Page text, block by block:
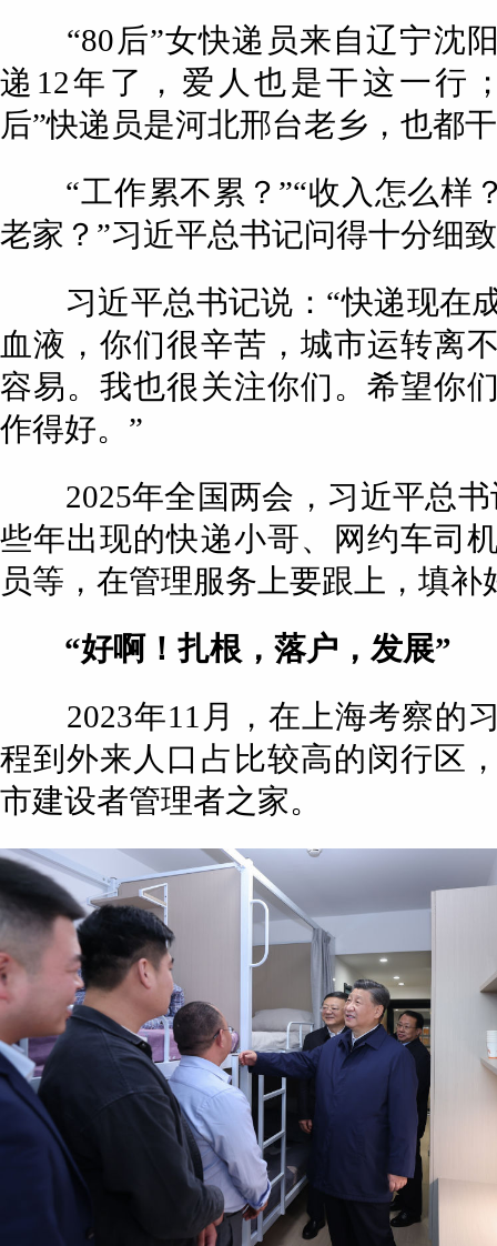
“80后”女快递员来自辽宁沈
递12年了，爱人也是干这一行
后”快递员是河北邢台老乡，也都
“工作累不累？”“收入怎么样
老家？”习近平总书记问得十分细
习近平总书记说：“快递现在
血液，你们很辛苦，城市运转离
容易。我也很关注你们。希望你
作得好。”
2025年全国两会，习近平总书
些年出现的快递小哥、网约车司
员等，在管理服务上要跟上，填补
“好啊！扎根，落户，发展”
2023年11月，在上海考察的
程到外来人口占比较高的闵行区
市建设者管理者之家。